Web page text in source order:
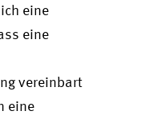
eine
eine
vereinbart
eine